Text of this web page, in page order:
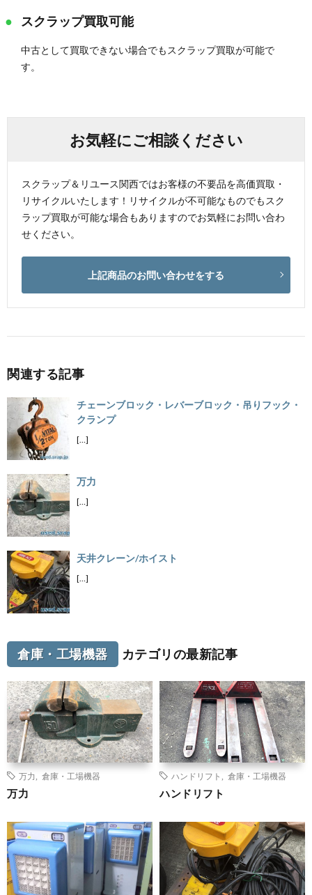
スクラップ買取可能
中古として買取できない場合でもスクラップ買取が可能で
す。
お気軽にご相談ください
スクラップ＆リユース関西ではお客様の不要品を高価買取・
リサイクルいたします！リサイクルが不可能なものでもスク
ラップ買取が可能な場合もありますのでお気軽にお問い合わ
せください。
上記商品のお問い合わせをする
関連する記事
チェーンブロック・レバーブロック・吊りフック・
クランプ
[…]
万力
[…]
天井クレーン/ホイスト
[…]
倉庫・工場機器 カテゴリの最新記事
万力 倉庫・工場機器
万力
ハンドリフト 倉庫・工場機器
ハンドリフト